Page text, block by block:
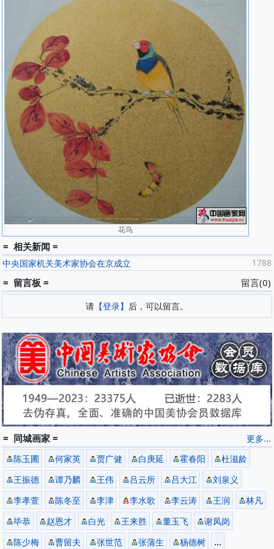
花鸟
= 相关新闻 =
1788
中央国家机关美术家协会在京成立
留言(0)
= 留言板 =
请 【登录】 后，可以留言。
更多...
= 同城画家 =
陈玉圃 何家英 贾广健 白庚延 霍春阳
杜滋龄
王振德
谭乃麟 王伟 吕云所 吕大江
刘泉义
李孝萱
陈冬至 李津 李水歌 李云涛 王润
林凡
毕恭
赵恩才 白光 王来胜 董玉飞
谢凤岗
陈少梅
曹留夫 张世范 张蒲生 杨德树 ...